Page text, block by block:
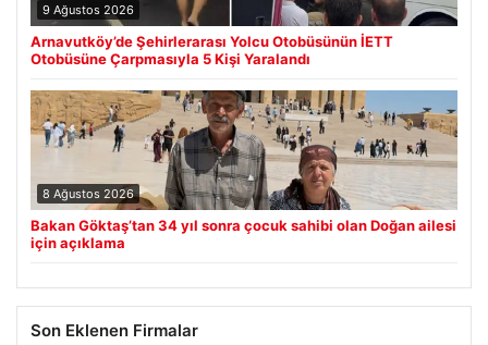
9 Ağustos 2026
Arnavutköy’de Şehirlerarası Yolcu Otobüsünün İETT
Otobüsüne Çarpmasıyla 5 Kişi Yaralandı
8 Ağustos 2026
Bakan Göktaş’tan 34 yıl sonra çocuk sahibi olan Doğan ailesi
için açıklama
Son Eklenen Firmalar